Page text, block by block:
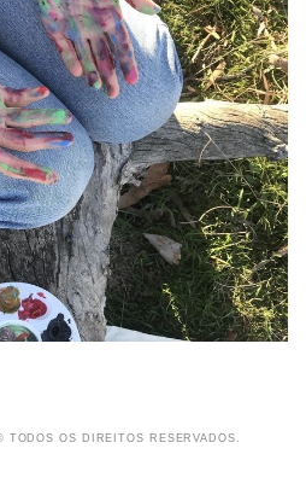
OS DIREITOS RESERVADOS.